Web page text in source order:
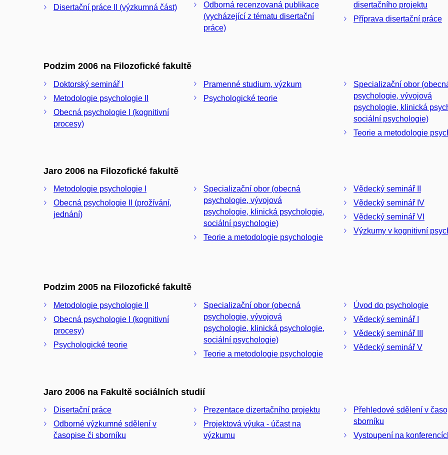
Disertační práce II (výzkumná část)
Odborná recenzovaná publikace
(vycházející z tématu disertační
práce)
disertačního projektu
Příprava disertační práce
Podzim 2006 na Filozofické fakultě
Doktorský seminář I
Metodologie psychologie II
Obecná psychologie I (kognitivní
procesy)
Pramenné studium, výzkum
Psychologické teorie
Specializační obor
psychologie, vývojová
psychologie, klinická
sociální psychologie)
Teorie a metodologie
Jaro 2006 na Filozofické fakultě
Metodologie psychologie I
Obecná psychologie II (prožívání,
jednání)
Specializační obor (obecná
psychologie, vývojová
psychologie, klinická psychologie,
sociální psychologie)
Teorie a metodologie psychologie
Vědecký seminář II
Vědecký seminář IV
Vědecký seminář VI
Výzkumy v kognitivní
Podzim 2005 na Filozofické fakultě
Metodologie psychologie II
Obecná psychologie I (kognitivní
procesy)
Psychologické teorie
Specializační obor (obecná
psychologie, vývojová
psychologie, klinická psychologie,
sociální psychologie)
Teorie a metodologie psychologie
Úvod do psychologie
Vědecký seminář I
Vědecký seminář III
Vědecký seminář V
Jaro 2006 na Fakultě sociálních studií
Disertační práce
Odborné výzkumné sdělení v
časopise či sborníku
Prezentace dizertačního projektu
Projektová výuka - účast na
výzkumu
Přehledové sdělení v
sborníku
Vystoupení na